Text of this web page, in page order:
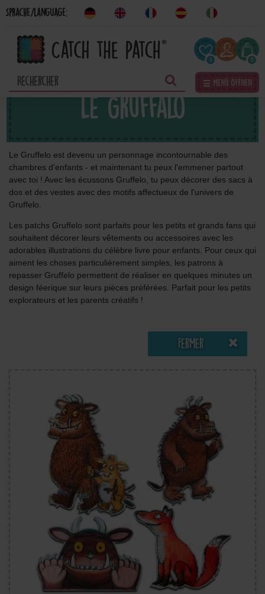
Sprache/Language:
0
☰ Menü öffnen
Le Gruffalo
Le Gruffelo est devenu un personnage incontournable des
chambres d'enfants - et maintenant tu peux l'emmener partout
avec toi ! Avec les écussons Gruffelo, tu peux décorer des sacs à
dos et des vestes avec des motifs affectueux de l'univers de
Gruffelo.
Les patchs Gruffelo sont parfaits pour les petits et grands fans qui
souhaitent décorer leurs vêtements ou accessoires avec les
adorables illustrations du célèbre livre pour enfants. Pour ceux qui
aiment les choses particulièrement simples, les patrons à
repasser Gruffelo permettent de réaliser en quelques minutes un
design féerique sur leurs pièces préférées. Parfait pour les petits
explorateurs et les parents créatifs !
Fermer